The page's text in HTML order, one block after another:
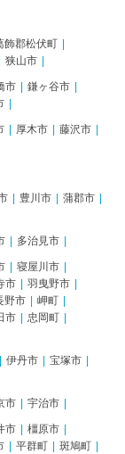
飾郡松伏町
狭山市
市
鎌ヶ谷市
厚木市
藤沢市
豊川市
蒲郡市
多治見市
寝屋川市
市
羽曳野市
野市
岬町
市
忠岡町
伊丹市
宝塚市
市 宇治市
市
橿原市
平群町
斑鳩町